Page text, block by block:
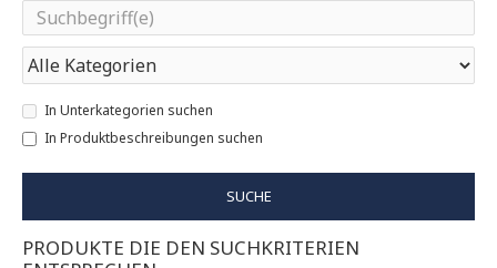
In Unterkategorien suchen
In Produktbeschreibungen suchen
SUCHE
PRODUKTE DIE DEN SUCHKRITERIEN